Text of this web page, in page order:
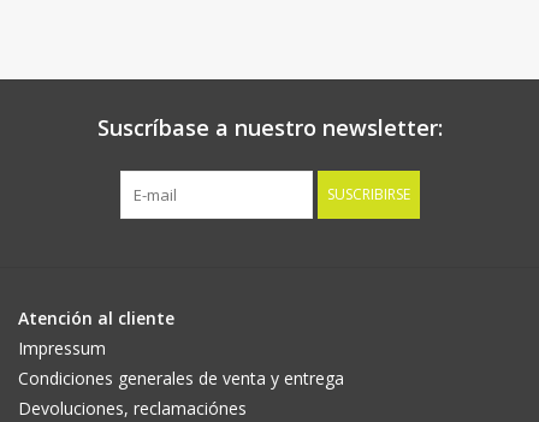
Suscríbase a nuestro newsletter:
SUSCRIBIRSE
Atención al cliente
Impressum
Condiciones generales de venta y entrega
Devoluciones, reclamaciónes